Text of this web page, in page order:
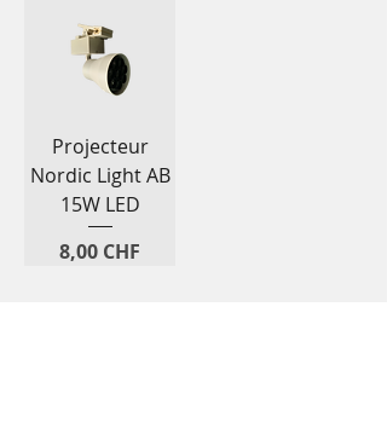
Projecteur
Nordic Light AB
15W LED
Prix
8,00 CHF